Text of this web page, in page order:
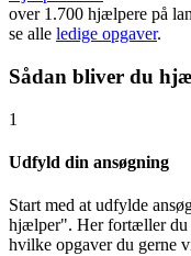
over 1.700 hjælpere på
se alle ledige opgaver.
Sådan bliver du
1
Udfyld din ansøgning
Start med at udfylde
hjælper". Her fortæller du
hvilke opgaver du gerne